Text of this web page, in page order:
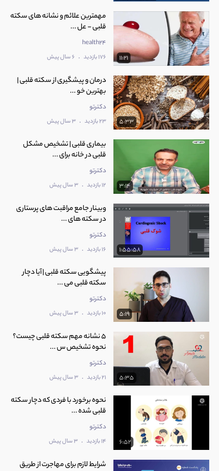
11:21
مهمترین علائم و نشانه های سکته
قلبی - عل ...
health24
176 بازدید . 6 سال پیش
5:33
درمان و پیشگیری از سکته قلبی |
بهترین خو ...
دکترتو
23 بازدید . 3 سال پیش
3:14
بیماری قلبی | تشخیص مشکل
قلبی در خانه برای ...
دکترتو
12 بازدید . 3 سال پیش
1:55:58
وبینار جامع مراقبت های پرستاری
در سکته های ...
دکترتو
16 بازدید . 3 سال پیش
5:19
پیشگویی سکته قلبی | آیا دچار
سکته قلبی می ...
دکترتو
10 بازدید . 3 سال پیش
5:35
5 نشانه مهم سکته قلبی چیست؟
نحوه تشخیص س ...
دکترتو
21 بازدید . 3 سال پیش
6:52
نحوه برخورد با فردی که دچار سکته
قلبی شده ...
دکترتو
14 بازدید . 3 سال پیش
شرایط لازم برای مهاجرت از طریق